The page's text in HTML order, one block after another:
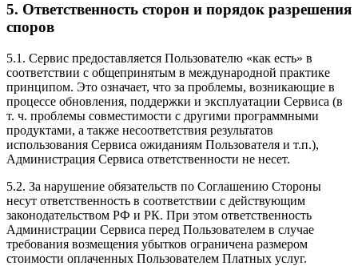
5. Ответственность сторон и порядок разрешения
споров
5.1. Сервис предоставляется Пользователю «как есть» в
соответствии с общепринятым в международной практике
принципом. Это означает, что за проблемы, возникающие в
процессе обновления, поддержки и эксплуатации Сервиса (в
т. ч. проблемы совместимости с другими программными
продуктами, а также несоответствия результатов
использования Сервиса ожиданиям Пользователя и т.п.),
Администрация Сервиса ответственности не несет.
5.2. За нарушение обязательств по Соглашению Стороны
несут ответственность в соответствии с действующим
законодательством РФ и РК. При этом ответственность
Администрации Сервиса перед Пользователем в случае
требования возмещения убытков ограничена размером
стоимости оплаченных Пользователем Платных услуг.